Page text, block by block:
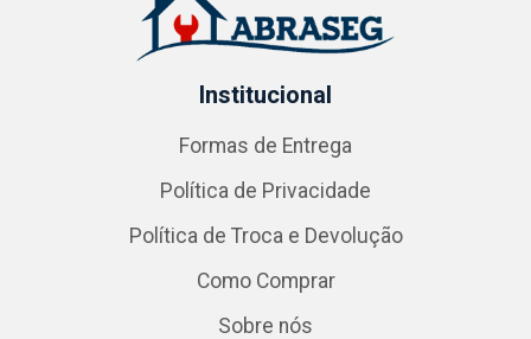
Institucional
Formas de Entrega
Política de Privacidade
Política de Troca e Devolução
Como Comprar
Sobre nós